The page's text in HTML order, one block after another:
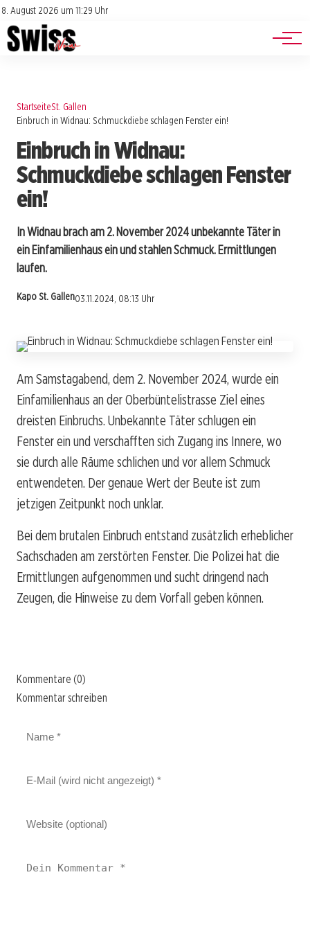
8. August 2026 um 11:29 Uhr
Impressum
Datenschutz
Jobs
Events
StartseiteSt. Gallen
Einbruch in Widnau: Schmuckdiebe schlagen Fenster ein!
Einbruch in Widnau:
Schmuckdiebe schlagen Fenster
ein!
In Widnau brach am 2. November 2024 unbekannte Täter in
ein Einfamilienhaus ein und stahlen Schmuck. Ermittlungen
laufen.
Kapo St. Gallen03.11.2024, 08:13 Uhr
Am Samstagabend, dem 2. November 2024, wurde ein
Einfamilienhaus an der Oberbüntelistrasse Ziel eines
dreisten Einbruchs. Unbekannte Täter schlugen ein
Fenster ein und verschafften sich Zugang ins Innere, wo
sie durch alle Räume schlichen und vor allem Schmuck
entwendeten. Der genaue Wert der Beute ist zum
jetzigen Zeitpunkt noch unklar.
Bei dem brutalen Einbruch entstand zusätzlich erheblicher
Sachschaden am zerstörten Fenster. Die Polizei hat die
Ermittlungen aufgenommen und sucht dringend nach
Zeugen, die Hinweise zu dem Vorfall geben können.
Kommentare (0)
Kommentar schreiben